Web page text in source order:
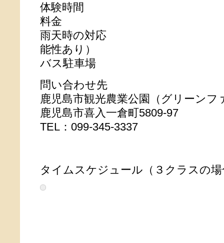
体験時間
料金
雨天時の対応 対応可
能性あり）
バス駐車場 あり
問い合わせ先
鹿児島市観光農業公園（グリーンフ
鹿児島市喜入一倉町5809-97
TEL：099-345-3337
タイムスケジュール（３クラスの場